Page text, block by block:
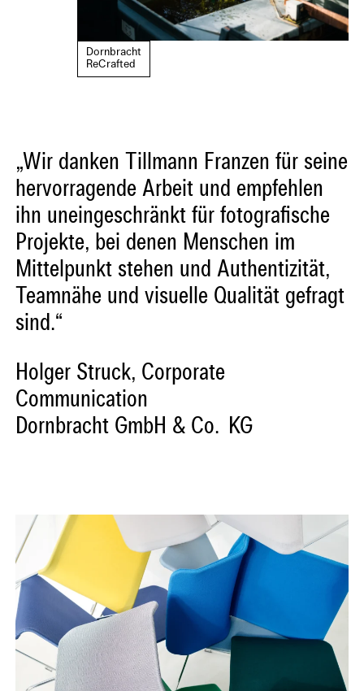
Dornbracht
ReCrafted
„Wir danken Tillmann Franzen für seine
hervorragende Arbeit und empfehlen
ihn uneingeschränkt für fotografische
Projekte, bei denen Menschen im
Mittelpunkt stehen und Authentizität,
Teamnähe und visuelle Qualität gefragt
sind.“
Holger Struck, Corporate
Communication
Dornbracht GmbH & Co. KG